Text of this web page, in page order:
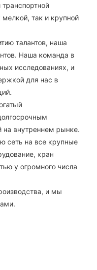
мелкой, так и крупной
талантов, наша
Наша команда в
исследованиях, и
для нас в
внутреннем рынке.
сеть на все крупные
кран
у огромного числа
и мы